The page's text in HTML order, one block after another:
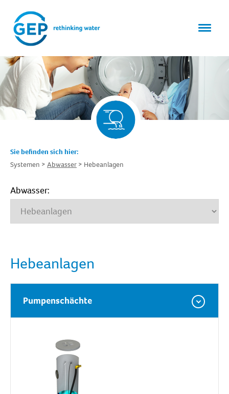
Sie befinden sich hier:
Systemen
Abwasser Hebeanlagen
Abwasser:
Hebeanlagen
Pumpenschächte